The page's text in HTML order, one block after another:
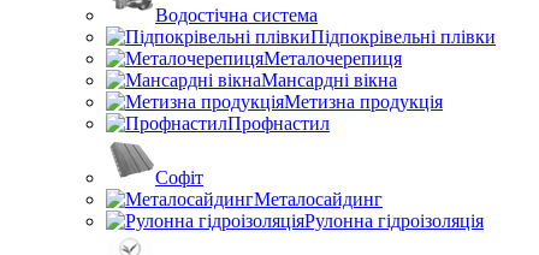
Водостічна система
Підпокрівельні плівки
Металочерепиця
Мансардні вікна
Метизна продукція
Профнастил
Софіт
Металосайдинг
Рулонна гідроізоляція